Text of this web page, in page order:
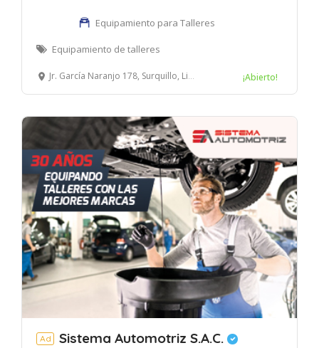
Equipamiento para Talleres
Equipamiento de talleres
Jr. García Naranjo 178, Surquillo, Lima, Perú ¡Abierto!
Ad Sistema Automotriz S.A.C.